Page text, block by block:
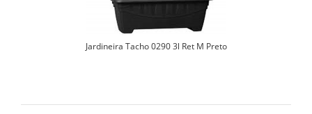
Jardineira Tacho 0290 3l Ret M Preto